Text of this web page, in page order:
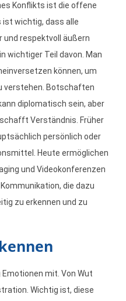
Konflikts ist die offene
ist wichtig, dass alle
und respektvoll äußern
wichtiger Teil davon. Man
können, um
verstehen. Botschaften
diplomatisch sein, aber
Verständnis. Früher
persönlich oder
Heute ermöglichen
und Videokonferenzen
die dazu
zu erkennen und zu
mit. Von Wut
Wichtig ist, diese